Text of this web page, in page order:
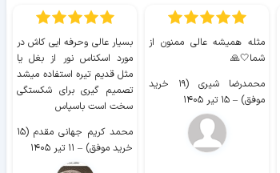
مثله همیشه عالی ممنون از
شما🤍🙏
محمدرضا شیری (۱۹ خرید
موفق) – ۱۵ تیر ۱۴۰۵
بسیار عالی وحرفه ایی کاش در
مورد اسکناس نور از بغل یا
مثل قدیم تیره استفاده میشد
تصمیم گیری برای شکستگی
سخت است باسپاس
محمد کریم جهانی مقدم (۱۵
خرید موفق) – ۱۱ تیر ۱۴۰۵